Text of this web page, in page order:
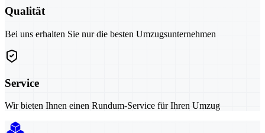
Qualität
Bei uns erhalten Sie nur die besten Umzugsunternehmen
Service
Wir bieten Ihnen einen Rundum-Service für Ihren Umzug